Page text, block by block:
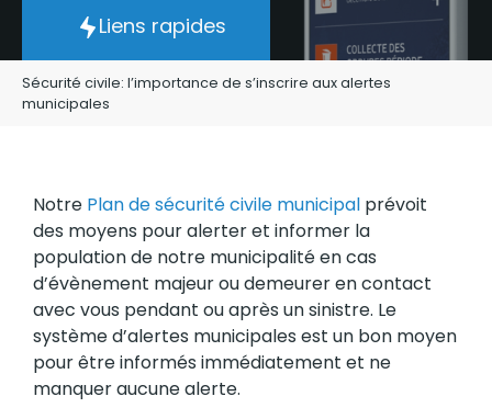
Liens rapides
Sécurité civile: l’importance de s’inscrire aux alertes
municipales
Notre Plan de sécurité civile municipal prévoit
des moyens pour alerter et informer la
population de notre municipalité en cas
d’évènement majeur ou demeurer en contact
avec vous pendant ou après un sinistre. Le
système d’alertes municipales est un bon moyen
pour être informés immédiatement et ne
manquer aucune alerte.